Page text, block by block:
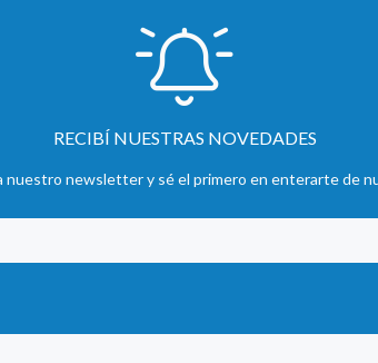
RECIBÍ NUESTRAS NOVEDADES
nuestro newsletter y sé el primero en enterarte de